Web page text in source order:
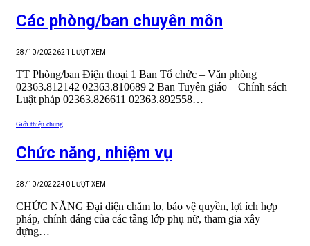
Các phòng/ban chuyên môn
28/10/2022621 LƯỢT XEM
TT Phòng/ban Điện thoại 1 Ban Tổ chức – Văn phòng
02363.812142 02363.810689 2 Ban Tuyên giáo – Chính sách
Luật pháp 02363.826611 02363.892558…
Giới thiệu chung
Chức năng, nhiệm vụ
28/10/2022240 LƯỢT XEM
CHỨC NĂNG Đại diện chăm lo, bảo vệ quyền, lợi ích hợp
pháp, chính đáng của các tầng lớp phụ nữ, tham gia xây
dựng…